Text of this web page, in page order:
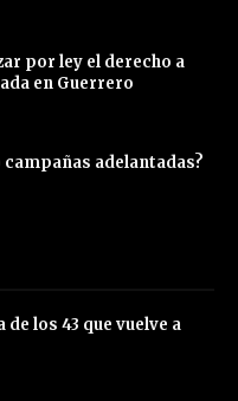
por ley el derecho a
en Guerrero
campañas adelantadas?
los 43 que vuelve a